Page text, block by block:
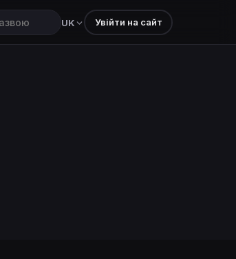
UK Увійти на сайт